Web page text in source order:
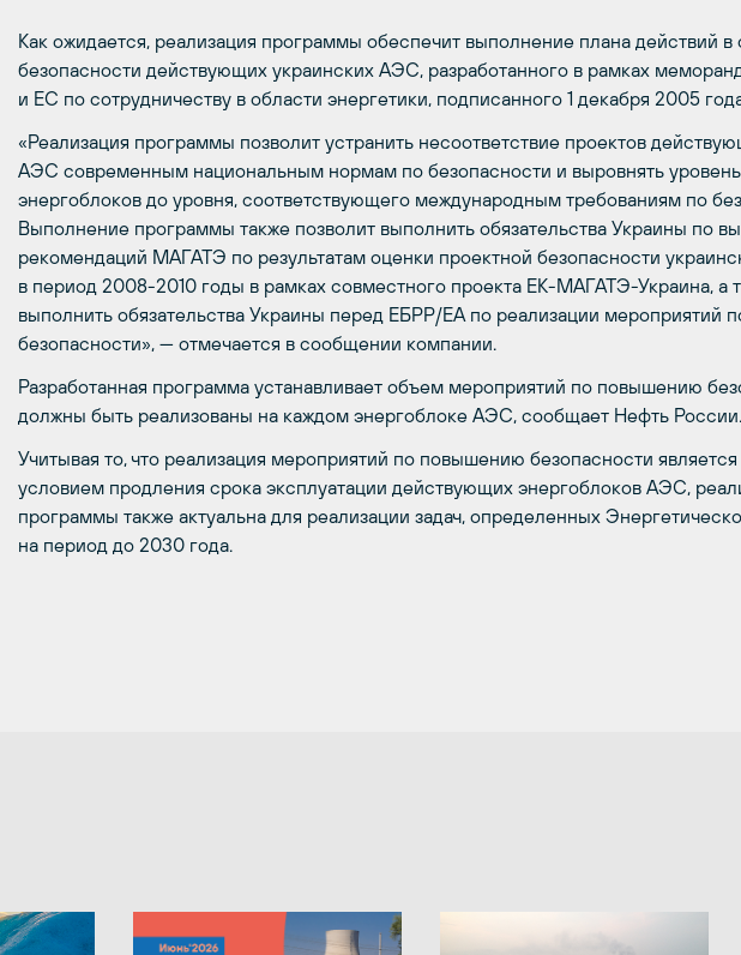
Как ожидается, реализация программы обеспечит выполнение плана действий
безопасности действующих украинских АЭС, разработанного в рамках
и ЕС по сотрудничеству в области энергетики, подписанного 1 декабря 2005
«Реализация программы позволит устранить несоответствие проектов
АЭС современным национальным нормам по безопасности и выровнять
энергоблоков до уровня, соответствующего международным требованиям по
Выполнение программы также позволит выполнить обязательства Украины по
рекомендаций МАГАТЭ по результатам оценки проектной безопасности
в период 2008-2010 годы в рамках совместного проекта ЕК-МАГАТЭ-Украина, а
выполнить обязательства Украины перед ЕБРР/ЕА по реализации мероприятий
безопасности», — отмечается в сообщении компании.
Разработанная программа устанавливает объем мероприятий по повышению
должны быть реализованы на каждом энергоблоке АЭС, сообщает Нефть России.
Учитывая то, что реализация мероприятий по повышению безопасности
условием продления срока эксплуатации действующих энергоблоков АЭС,
программы также актуальна для реализации задач, определенных
на период до 2030 года.